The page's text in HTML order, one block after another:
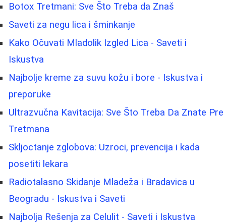
Botox Tretmani: Sve Što Treba da Znaš
Saveti za negu lica i šminkanje
Kako Očuvati Mladolik Izgled Lica - Saveti i
Iskustva
Najbolje kreme za suvu kožu i bore - Iskustva i
preporuke
Ultrazvučna Kavitacija: Sve Što Treba Da Znate Pre
Tretmana
Skljoctanje zglobova: Uzroci, prevencija i kada
posetiti lekara
Radiotalasno Skidanje Mladeža i Bradavica u
Beogradu - Iskustva i Saveti
Najbolja Rešenja za Celulit - Saveti i Iskustva